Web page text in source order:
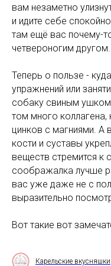
вам незаметно
и идите себе
там ещё вас почему-
четвероногим другом.
Теперь о пользе -
упражнений или
собаку свиным
том много коллагена,
цинков с магниями. А
кости и суставы
веществ стремится к
соображалка лучше
вас уже даже не с
выразительно
Вот такие вот
Карельские вкусняшки